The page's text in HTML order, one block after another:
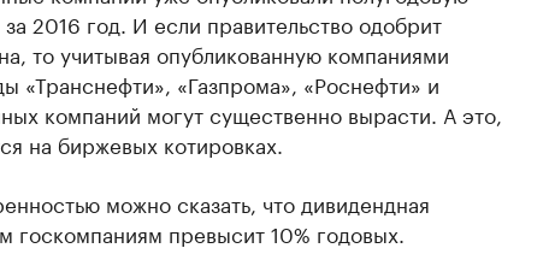
2016 год. И если правительство одобрит
то учитывая опубликованную компаниями
«Транснефти», «Газпрома», «Роснефти» и
компаний могут существенно вырасти. А это,
на биржевых котировках.
можно сказать, что дивидендная
госкомпаниям превысит 10% годовых.